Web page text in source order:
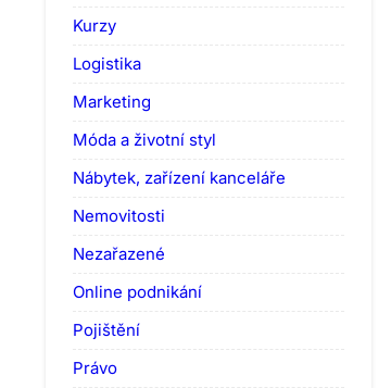
Kurzy
Logistika
Marketing
Móda a životní styl
Nábytek, zařízení kanceláře
Nemovitosti
Nezařazené
Online podnikání
Pojištění
Právo